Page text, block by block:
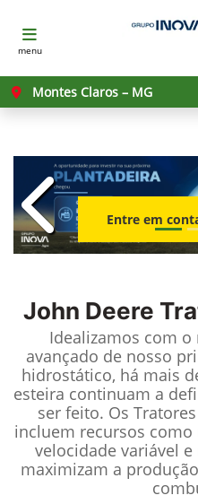
menu
Montes Claros – MG
Entre em
John Deere
Idealizamos com
avançado de nosso
hidrostático, há mais
esteira continuam a
ser feito. Os Tratores
incluem recursos
velocidade variável
maximizam a